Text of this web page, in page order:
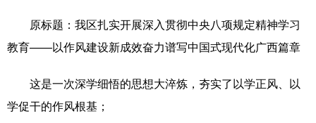
新华网导航
学习进行时 高层 时政 人事
国际
原标题：我区扎实开展深入贯彻中央八项规定精神学习
教育——以作风建设新成效奋力谱写中国式现代化广西篇章
这是一次深学细悟的思想大淬炼，夯实了以学正风、以
学促干的作风根基；